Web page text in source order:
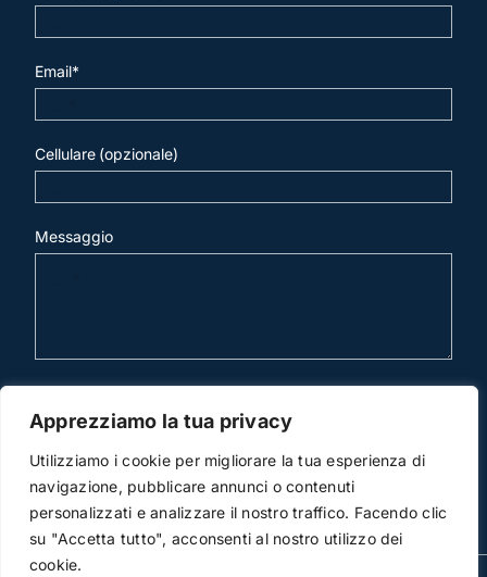
Apprezziamo la tua privacy
Utilizziamo i cookie per migliorare la tua esperienza di
navigazione, pubblicare annunci o contenuti
personalizzati e analizzare il nostro traffico. Facendo clic
su "Accetta tutto", acconsenti al nostro utilizzo dei
cookie.
Email*
Cellulare (opzionale)
Messaggio
invia mail